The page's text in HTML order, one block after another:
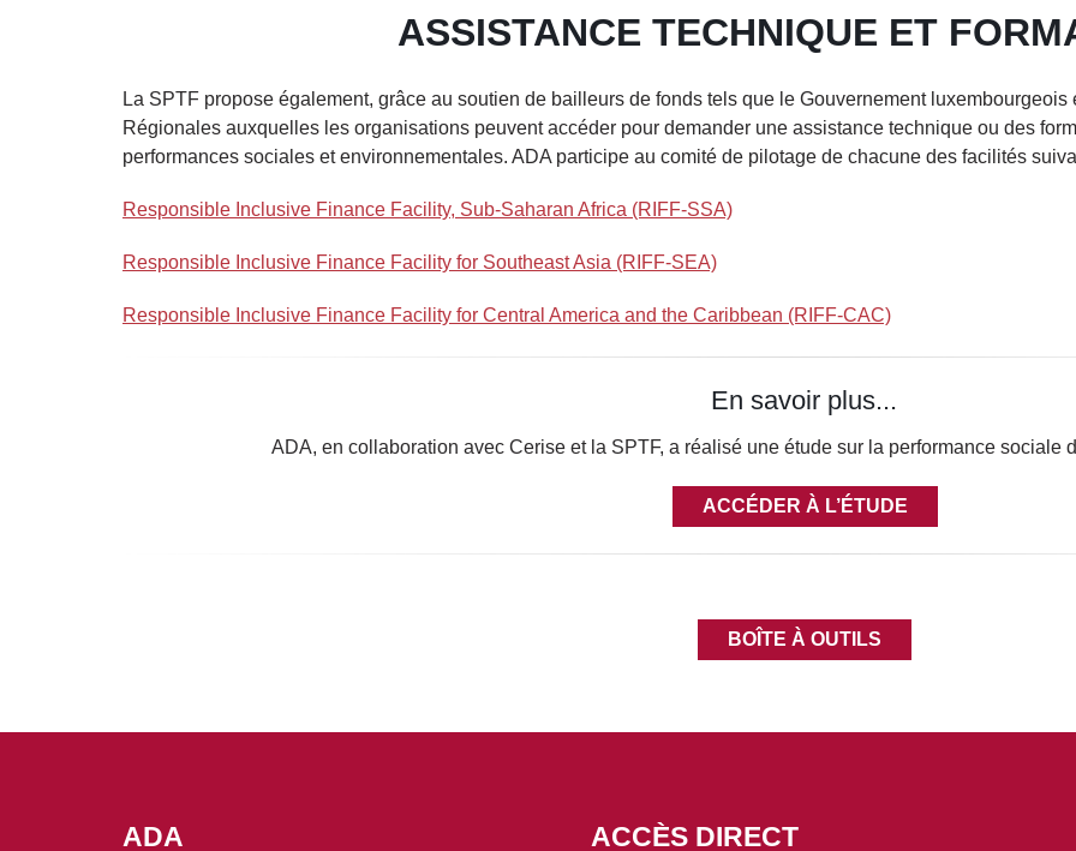
ASSISTANCE TECHNIQUE ET
La SPTF propose également, grâce au soutien de bailleurs de fonds tels que le Gouvernement
Régionales auxquelles les organisations peuvent accéder pour demander une assistance technique ou des
performances sociales et environnementales. ADA participe au comité de pilotage de chacune des facilités
Responsible Inclusive Finance Facility, Sub-Saharan Africa (RIFF-SSA)
Responsible Inclusive Finance Facility for Southeast Asia (RIFF-SEA)
Responsible Inclusive Finance Facility for Central America and the Caribbean (RIFF-CAC)
En savoir plus...
ADA, en collaboration avec Cerise et la SPTF, a réalisé une étude sur la performance sociale
ACCÉDER À L’ÉTUDE
BOÎTE À OUTILS
ADA ACCÈS DIRECT